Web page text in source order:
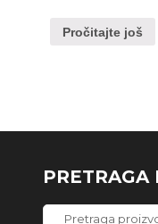
Pročitajte još
PRETRAGA
Pretraga